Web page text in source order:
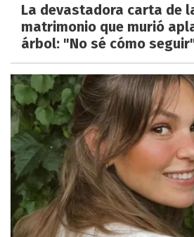
La devastadora carta de
matrimonio que murió
árbol: "No sé cómo